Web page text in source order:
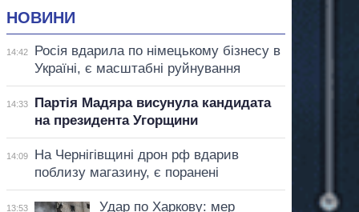
НОВИНИ
14:42
Росія вдарила по німецькому бізнесу в
Україні, є масштабні руйнування
14:33
Партія Мадяра висунула кандидата
на президента Угорщини
14:09
На Чернігівщині дрон рф вдарив
поблизу магазину, є поранені
13:53
Удар по Харкову: мер